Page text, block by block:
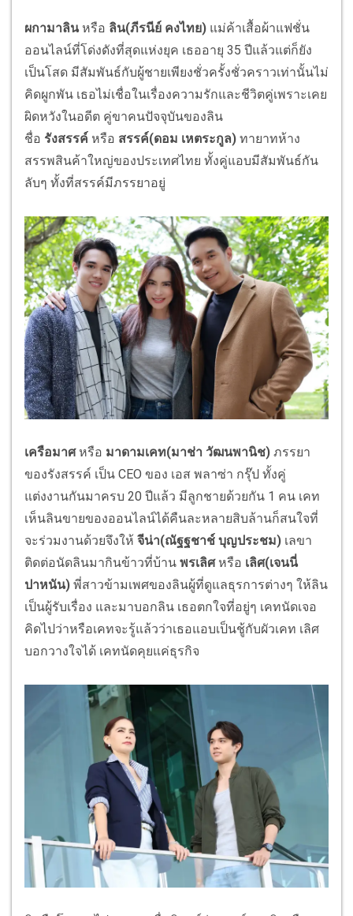
ผกามาลินหรือ ลิน(ภีรนีย์ คงไทย) แม่ค้าเสื้อผ้าแฟชั่น
ออนไลน์ที่โด่งดังที่สุดแห่งยุค เธออายุ 35 ปีแล้วแต่ก็ยัง
เป็นโสด มีสัมพันธ์กับผู้ชายเพียงชั่วครั้งชั่วคราวเท่านั้นไม่
คิดผูกพัน เธอไม่เชื่อในเรื่องความรักและชีวิตคู่เพราะเคย
ผิดหวังในอดีต คู่ขาคนปัจจุบันของลิน
ชื่อ รังสรรค์ หรือ สรรค์(ดอม เหตระกูล) ทายาทห้าง
สรรพสินค้าใหญ่ของประเทศไทย ทั้งคู่แอบมีสัมพันธ์กัน
ลับๆ ทั้งที่สรรค์มีภรรยาอยู่
เครือมาศหรือ มาดามเคท(มาช่า วัฒนพานิช) ภรรยา
ของรังสรรค์ เป็น CEO ของ เอส พลาซ่า กรุ๊ป ทั้งคู่
แต่งงานกันมาครบ 20 ปีแล้ว มีลูกชายด้วยกัน 1 คน เคท
เห็นลินขายของออนไลน์ได้คืนละหลายสิบล้านก็สนใจที่
จะร่วมงานด้วยจึงให้ จีน่า(ณัฐฐชาช์ บุญประชม) เลขา
ติดต่อนัดลินมากินข้าวที่บ้าน พรเลิศหรือ เลิศ(เจนนี่
ปาหนัน) พี่สาวข้ามเพศของลินผู้ที่ดูแลธุรการต่างๆ ให้ลิน
เป็นผู้รับเรื่อง และมาบอกลิน เธอตกใจที่อยู่ๆ เคทนัดเจอ
คิดไปว่าหรือเคทจะรู้แล้วว่าเธอแอบเป็นชู้กับผัวเคท เลิศ
บอกวางใจได้ เคทนัดคุยแค่ธุรกิจ